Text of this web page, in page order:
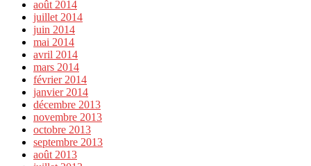
août 2014
juillet 2014
juin 2014
mai 2014
avril 2014
mars 2014
février 2014
janvier 2014
décembre 2013
novembre 2013
octobre 2013
septembre 2013
août 2013